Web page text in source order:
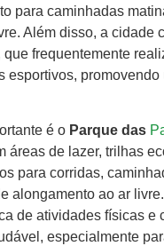
para caminhadas
Além disso, a cidade
que frequentemente
esportivos, promovendo
é o Parque das
áreas de lazer, trilhas
para corridas,
alongamento ao ar
de atividades físicas e
especialmente